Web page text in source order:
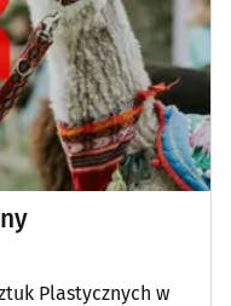
Plastycznych w